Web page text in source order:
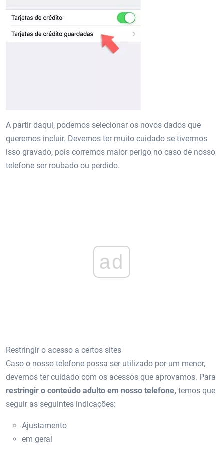
A partir daqui, podemos selecionar os novos dados que
queremos incluir. Devemos ter muito cuidado se tivermos
isso gravado, pois corremos maior perigo no caso de nosso
telefone ser roubado ou perdido.
ad
Restringir o acesso a certos sites
Caso o nosso telefone possa ser utilizado por um menor,
devemos ter cuidado com os acessos que aprovamos. Para
restringir o conteúdo adulto em nosso telefone, temos que
seguir as seguintes indicações:
Ajustamento
em geral